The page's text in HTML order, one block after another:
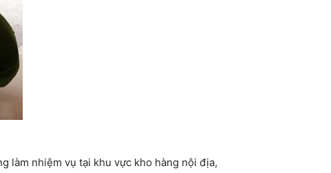
làm nhiệm vụ tại khu vực kho hàng nội địa,